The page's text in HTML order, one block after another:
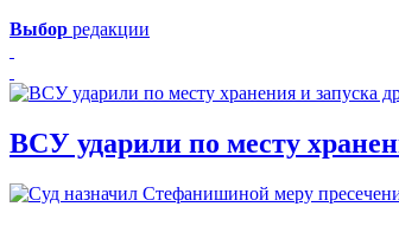
Выбор редакции
ВСУ ударили по месту